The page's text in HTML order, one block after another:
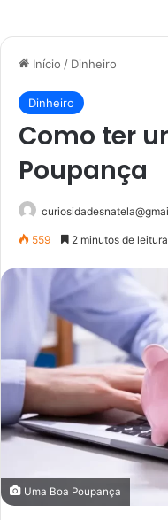
Início / Dinheiro
Dinheiro
Como ter
Poupança
559 2 minutos de leitura
Uma Boa Poupança